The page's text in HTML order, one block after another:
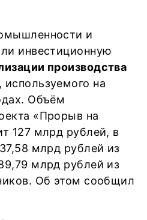
и
инвестиционную
производства
, используемого на
Объём
«Прорыв на
127 млрд рублей, в
млрд рублей из
млрд рублей из
Об этом сообщил